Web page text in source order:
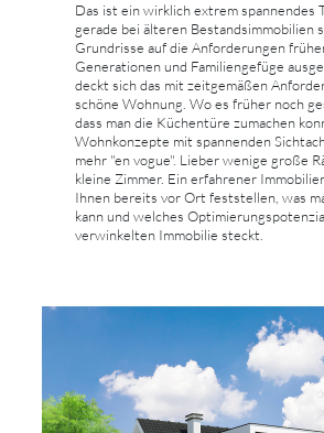
Das ist ein wirklich extrem spannendes
gerade bei älteren Bestandsimmobilien
Grundrisse auf die Anforderungen
Generationen und Familiengefüge
deckt sich das mit zeitgemäßen
schöne Wohnung. Wo es früher noch
dass man die Küchentüre zumachen
Wohnkonzepte mit spannenden
mehr "en vogue". Lieber wenige große
kleine Zimmer. Ein erfahrener
Ihnen bereits vor Ort feststellen, was
kann und welches
verwinkelten Immobilie steckt.